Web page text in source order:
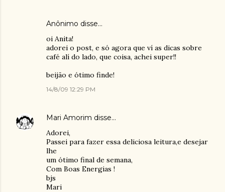
Anônimo disse…
oi Anita!
adorei o post, e só agora que ví as dicas sobre
café alí do lado, que coisa, achei super!!
beijão e ótimo finde!
14/8/09 12:29 PM
Mari Amorim disse…
Adorei,
Passei para fazer essa deliciosa leitura,e desejar
lhe
um ótimo final de semana,
Com Boas Energias !
bjs
Mari